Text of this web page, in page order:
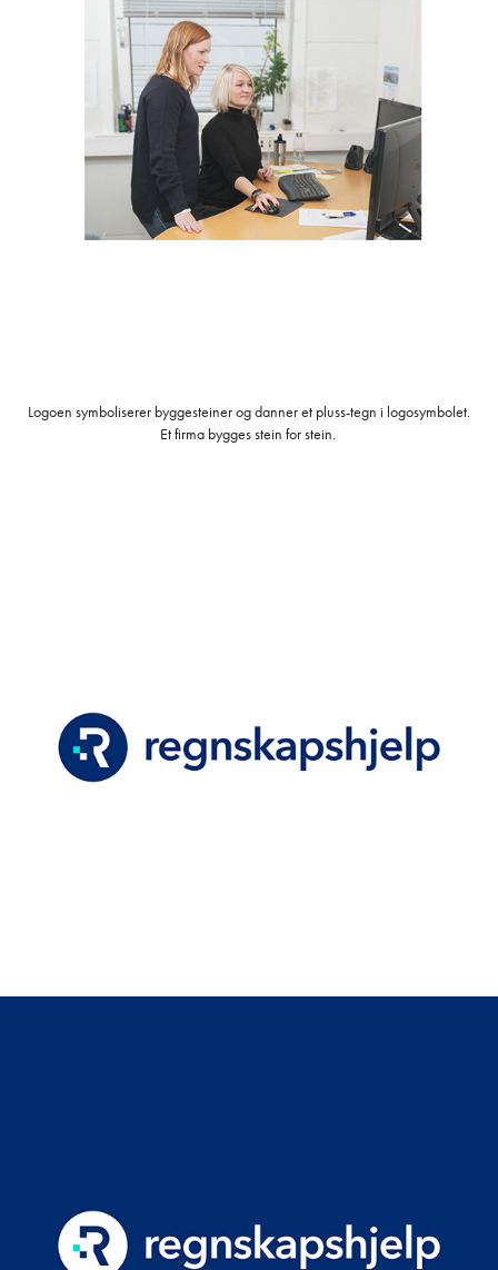
Logoen symboliserer byggesteiner og danner et pluss-tegn i logosymbolet.
Et firma bygges stein for stein.